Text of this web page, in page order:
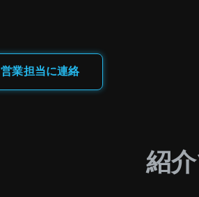
営業担当に連絡
紹